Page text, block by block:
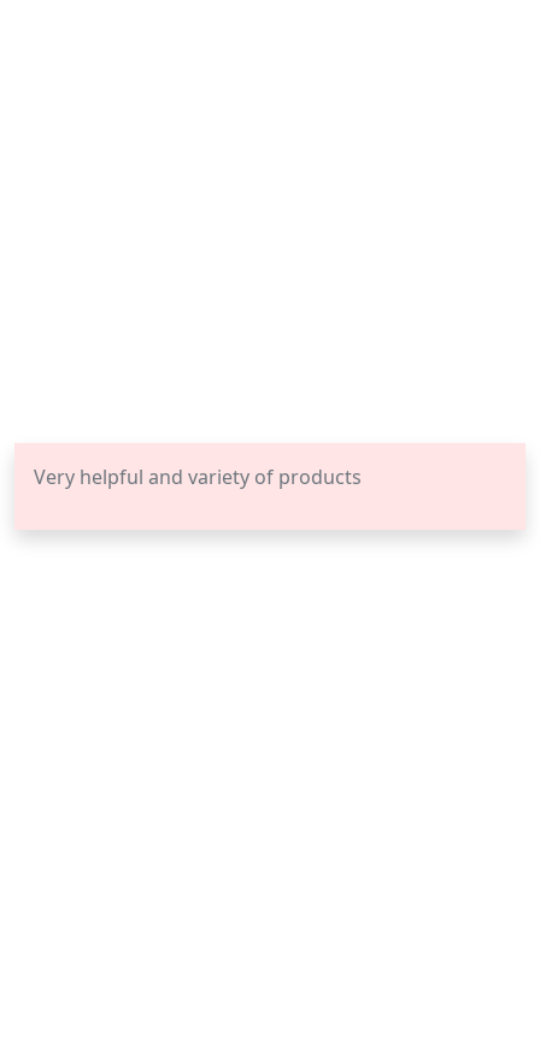
Very helpful and variety of products